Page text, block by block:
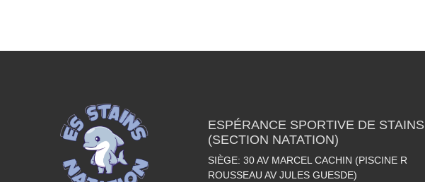
ESPÉRANCE SPORTIVE DE STAINS
(SECTION NATATION)
SIÈGE: 30 AV MARCEL CACHIN (PISCINE R
ROUSSEAU AV JULES GUESDE)